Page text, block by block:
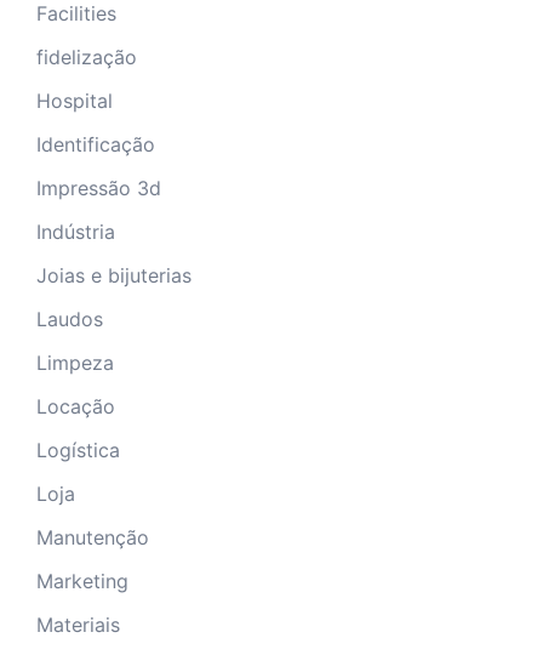
Facilities
fidelização
Hospital
Identificação
Impressão 3d
Indústria
Joias e bijuterias
Laudos
Limpeza
Locação
Logística
Loja
Manutenção
Marketing
Materiais